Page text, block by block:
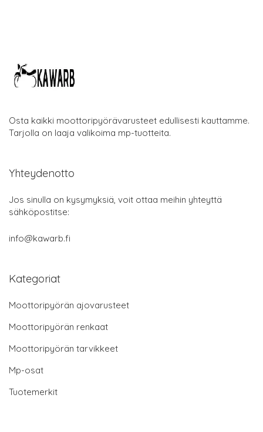
Osta kaikki moottoripyörävarusteet edullisesti kauttamme.
Tarjolla on laaja valikoima mp-tuotteita.
Yhteydenotto
Jos sinulla on kysymyksiä, voit ottaa meihin yhteyttä
sähköpostitse:
info@kawarb.fi
Kategoriat
Moottoripyörän ajovarusteet
Moottoripyörän renkaat
Moottoripyörän tarvikkeet
Mp-osat
Tuotemerkit